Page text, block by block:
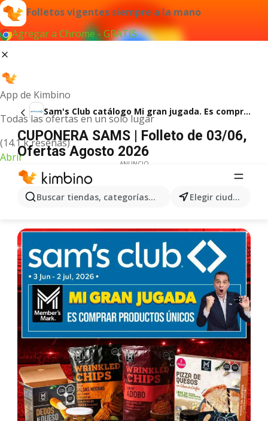
Folletos vigentes siempre a la mano
Agregar a Chrome - GRATIS
App de Kimbino
Todas las ofertas en un solo lugar
(14.1 k reseñas)
Abrir
Buscar tiendas, categorías, productos... Elegir ciudad
Sam's Club catálogo Mi gran jugada. Es comprar productos únicos
CUPONERA SAMS | Folleto de 03/06,
Ofertas Agosto 2026
ANUNCIO